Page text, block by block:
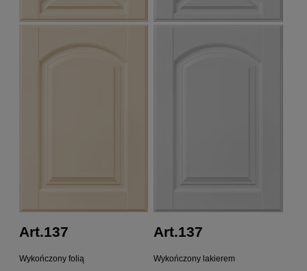
Art.137
Wykończony folią
Art.137
Wykończony lakierem